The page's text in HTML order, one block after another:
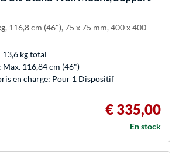
116,8 cm (46"), 75 x 75 mm, 400 x 400
kg total
Max. 116,84 cm (46")
en charge: Pour 1 Dispositif
€ 335,00
En stock